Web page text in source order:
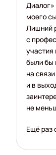
моего
Лишний
с
были бы
на
и в
не
Ещё раз